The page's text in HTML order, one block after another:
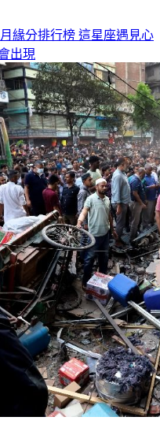
緣分排行榜 這星座遇見心
出現